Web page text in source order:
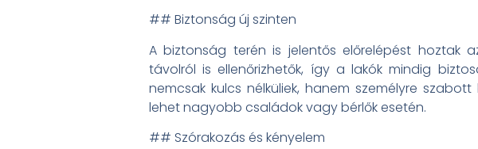
## Biztonság új szinten
A biztonság terén is jelentős előrelépést hoztak
távolról is ellenőrizhetők, így a lakók mindig
nemcsak kulcs nélküliek, hanem személyre
lehet nagyobb családok vagy bérlők esetén.
## Szórakozás és kényelem